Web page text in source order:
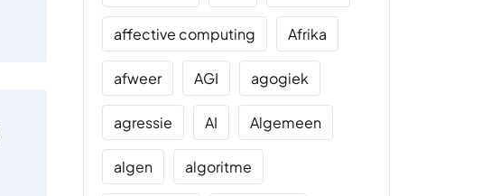
affective computing Afrika
afweer AGI agogiek
agressie AI Algemeen
algen algoritme